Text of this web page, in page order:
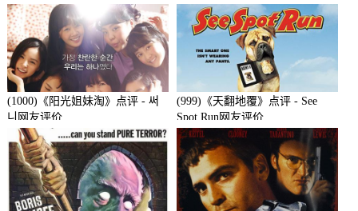
(1000)《阳光姐妹淘》点评 - 써
니网友评价
(999)《天翻地覆》点评 - See
Spot Run网友评价